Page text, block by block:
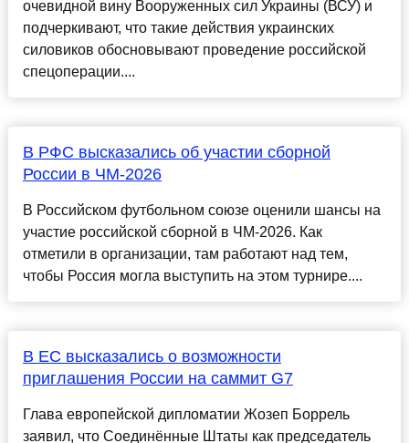
очевидной вину Вооруженных сил Украины (ВСУ) и
подчеркивают, что такие действия украинских
силовиков обосновывают проведение российской
спецоперации....
В РФС высказались об участии сборной
России в ЧМ-2026
В Российском футбольном союзе оценили шансы на
участие российской сборной в ЧМ-2026. Как
отметили в организации, там работают над тем,
чтобы Россия могла выступить на этом турнире....
В ЕС высказались о возможности
приглашения России на саммит G7
Глава европейской дипломатии Жозеп Боррель
заявил, что Соединённые Штаты как председатель